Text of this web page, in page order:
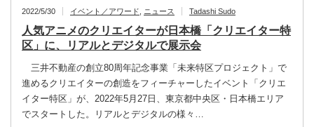
2022/5/30 イベント／アワード ニュース Tadashi Sudo
人気アニメのクリエイターが日本橋「クリエイター特
区」に、リアルとデジタルで展示会
三井不動産の創立80周年記念事業「未来特区プロジェクト」で
進めるクリエイターの創造をフィーチャーしたイベント「クリエ
イター特区」が、2022年5月27日、東京都中央区・日本橋エリア
でスタートした。リアルとデジタルの様々…